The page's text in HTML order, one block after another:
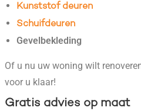
Kunststof deuren
Schuifdeuren
Gevelbekleding
Of u nu uw woning wilt
voor u klaar!
Gratis advies op maat